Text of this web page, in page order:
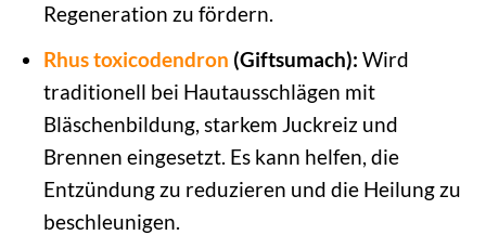
Regeneration zu fördern.
Rhus toxicodendron (Giftsumach): Wird
traditionell bei Hautausschlägen mit
Bläschenbildung, starkem Juckreiz und
Brennen eingesetzt. Es kann helfen, die
Entzündung zu reduzieren und die Heilung zu
beschleunigen.